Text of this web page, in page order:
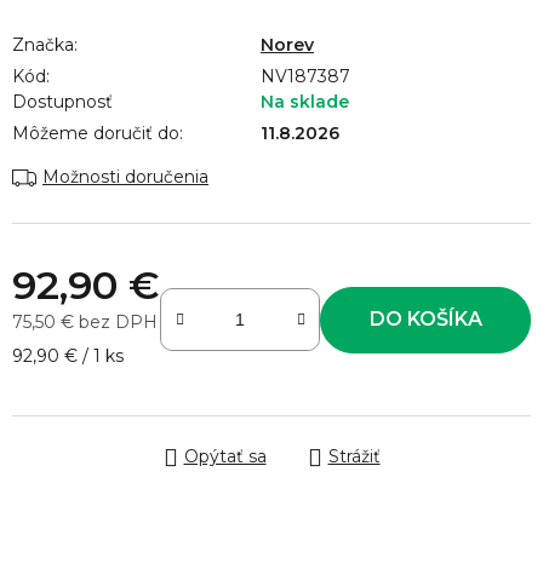
Dostupnosť
Na sklade
Môžeme doručiť do:
11.8.2026
Možnosti doručenia
Značka:
Norev
Kód:
NV187387
92,90 €
75,50 € bez DPH
Jednotková cena:
92,90 € / 1 ks
DO KOŠÍKA
Opýtať sa Strážiť